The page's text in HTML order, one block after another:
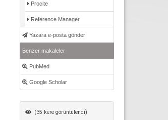
Procite
Reference Manager
Yazara e-posta gönder
Benzer makaleler
PubMed
Google Scholar
(35 kere görüntülendi)